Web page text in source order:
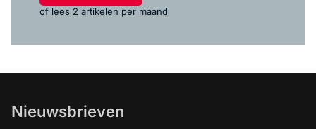
of lees 2 artikelen per maand
Nieuwsbrieven